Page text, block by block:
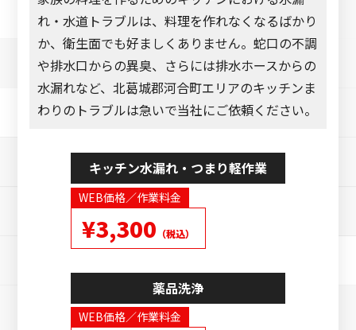
れ・水道トラブルは、料理を作れなくなるばかり
か、衛生面でも好ましくありません。蛇口の不調
や排水口からの異臭、さらには排水ホースからの
水漏れなど、北葛城郡河合町エリアのキッチンま
わりのトラブルは急いで当社にご依頼ください。
キッチン水漏れ・つまり軽作業
WEB価格／作業料金
¥3,300 （税込）
薬品洗浄
WEB価格／作業料金